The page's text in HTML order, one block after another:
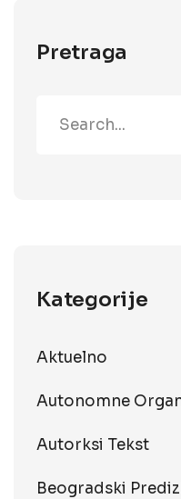
Pretraga
Kategorije
Aktuelno
Autonomne
Autorksi Tekst
Beogradski